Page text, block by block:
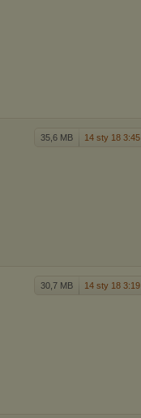
35,6 MB 14 sty 18 3:45
30,7 MB 14 sty 18 3:19